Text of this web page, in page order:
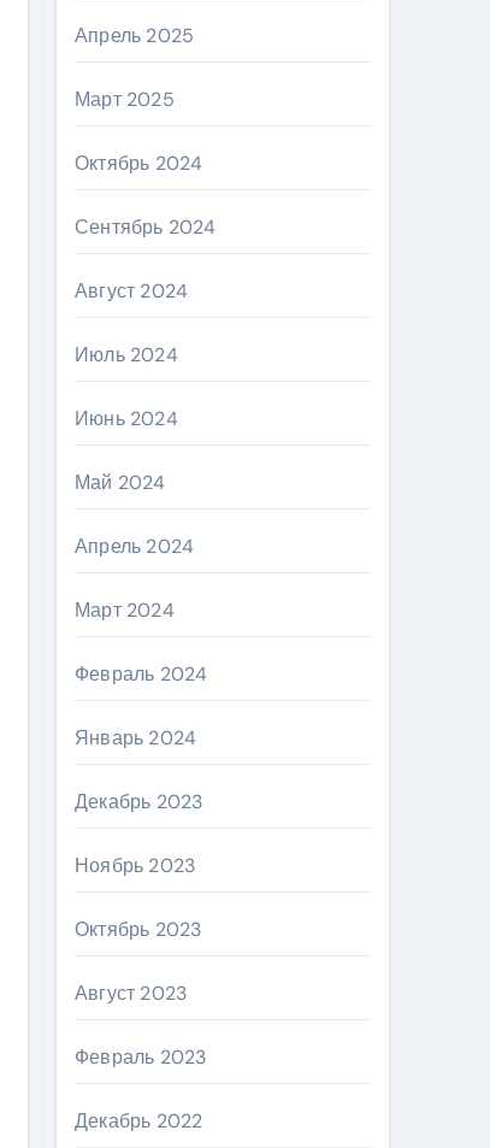
Апрель 2025
Март 2025
Октябрь 2024
Сентябрь 2024
Август 2024
Июль 2024
Июнь 2024
Май 2024
Апрель 2024
Март 2024
Февраль 2024
Январь 2024
Декабрь 2023
Ноябрь 2023
Октябрь 2023
Август 2023
Февраль 2023
Декабрь 2022